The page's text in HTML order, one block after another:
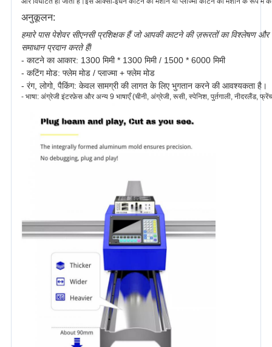
अनुकूलन:
हमारे पास पेशेवर सीएनसी प्रशिक्षक हैं जो आपकी काटने की ज़रूरतों का
समाधान प्रदान करते हैं!
- काटने का आकार: 1300 मिमी * 1300 मिमी / 1500 * 6000 मिमी
- कटिंग मोड: फ्लेम मोड / प्लाज्मा + फ्लेम मोड
- रंग, लोगो, पैकिंग: केवल सामग्री की लागत के लिए भुगतान करने की आवश्यकता है।
- भाषा: अंग्रेजी इंटरफ़ेस और अन्य 9 भाषाएँ (चीनी, अंग्रेजी, रूसी, स्पेनिश, पुर्तगाली, नीदरलैंड,